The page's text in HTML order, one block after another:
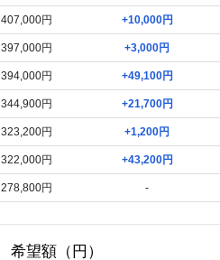
407,000円 +10,000円
397,000円 +3,000円
394,000円 +49,100円
344,900円 +21,700円
323,200円 +1,200円
322,000円 +43,200円
278,800円 -
希望額（円）